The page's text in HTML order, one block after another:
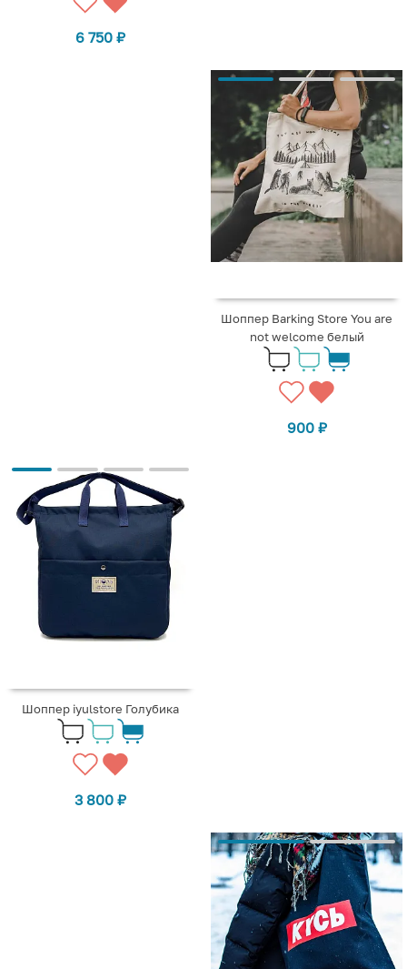
6 750 ₽
Шоппер Barking Store You are
not welcome белый
900 ₽
Шоппер iyulstore Голубика
3 800 ₽